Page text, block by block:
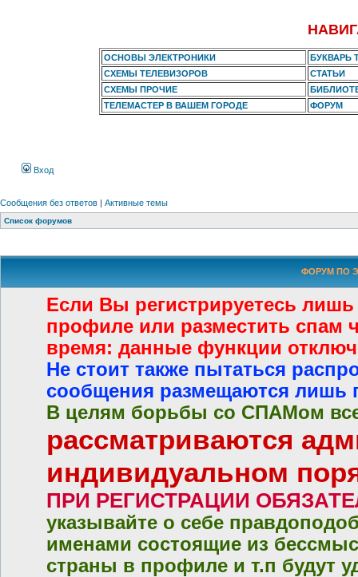
ОСНОВЫ ЭЛЕКТРОНИКИ
БУКВАРЬ
СХЕМЫ ТЕЛЕВИЗОРОВ
СТАТЬИ
СХЕМЫ ПРОЧИЕ
ТЕЛЕМАСТЕР В ВАШЕМ ГОРОДЕ
ФОРУМ
Вход
Сообщения без ответов | Активные темы
Список форумов
ФОРУМ ПО
Если Вы регистрируетесь
профиле или разместить спам
время: данные функции
Не стоит также пытаться
сообщения размещаются лишь
В целям борьбы со СПАМом все
рассматриваются
индивидуальном
ПРИ РЕГИСТРАЦИИ
указывайте о себе
именами состоящие из
страны в профиле и т.п будут